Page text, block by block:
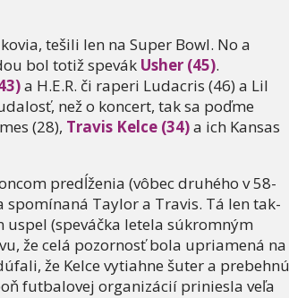
tešili len na Super Bowl. No a
bol totiž spevák Usher (45).
a H.E.R. či raperi Ludacris (46) a Lil
než o koncert, tak sa poďme
(28), Travis Kelce (34)a ich Kansas
predĺženia (vôbec druhého v 58-
Taylor a Travis. Tá len tak-
(speváčka letela súkromným
že celá pozornosť bola upriamená na
že Kelce vytiahne šuter a prebehnú
futbalovej organizácií priniesla veľa